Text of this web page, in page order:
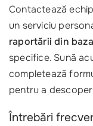
Contactează
un serviciu
raportării din
specifice. Sună
completează
pentru a
Întrebări